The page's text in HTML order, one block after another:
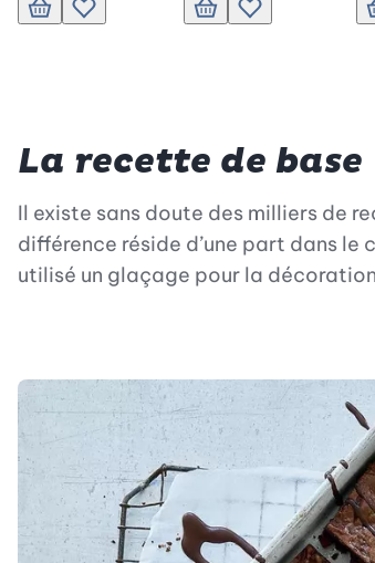
Ajouter au panier
Ajouter à la liste de souhaits.
Ajouter au panier
Ajouter à la liste
La recette de base
Il existe sans doute des milliers de
différence réside d’une part dans
utilisé un glaçage pour la